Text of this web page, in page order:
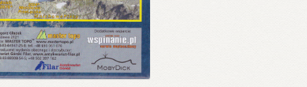
zł
do koszyka